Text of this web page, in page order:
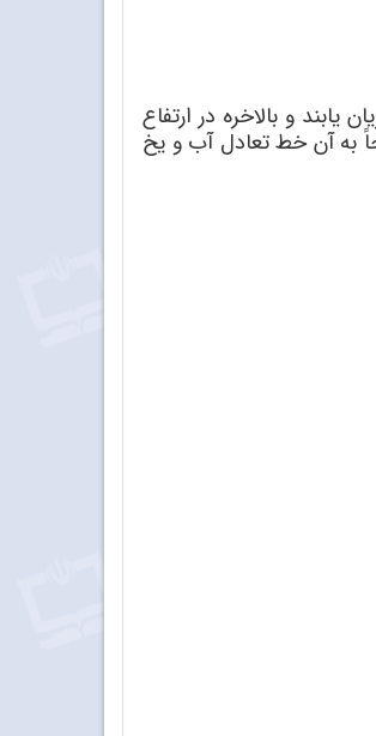
و بالاخره در ارتفاع
به آن خط تعادل آب و یخ